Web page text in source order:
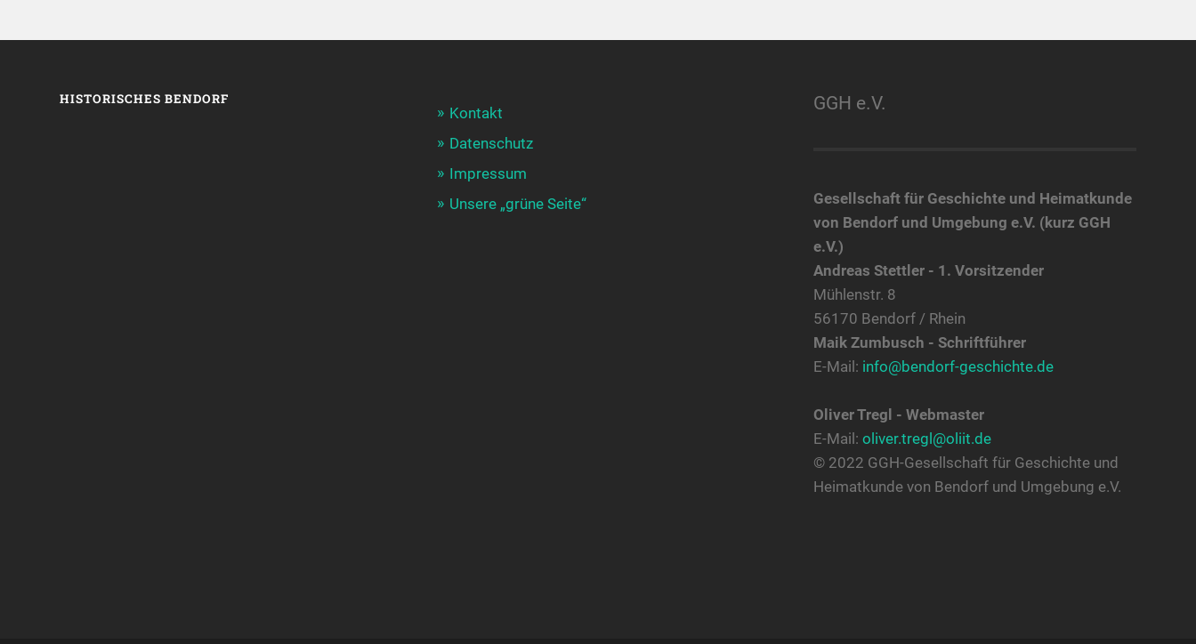
HISTORISCHES BENDORF
Kontakt
Datenschutz
Impressum
Unsere „grüne Seite“
GGH e.V.
Gesellschaft für Geschichte und Heimatkunde
von Bendorf und Umgebung e.V. (kurz GGH
e.V.)
Andreas Stettler - 1. Vorsitzender
Mühlenstr. 8
56170 Bendorf / Rhein
Maik Zumbusch - Schriftführer
E-Mail: info@bendorf-geschichte.de
Oliver Tregl - Webmaster
E-Mail: oliver.tregl@oliit.de
© 2022 GGH-Gesellschaft für Geschichte und
Heimatkunde von Bendorf und Umgebung e.V.